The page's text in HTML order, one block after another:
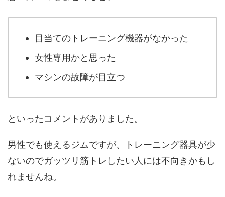
目当てのトレーニング機器がなかった
女性専用かと思った
マシンの故障が目立つ
といったコメントがありました。
男性でも使えるジムですが、トレーニング器具が少
ないのでガッツリ筋トレしたい人には不向きかもし
れませんね。